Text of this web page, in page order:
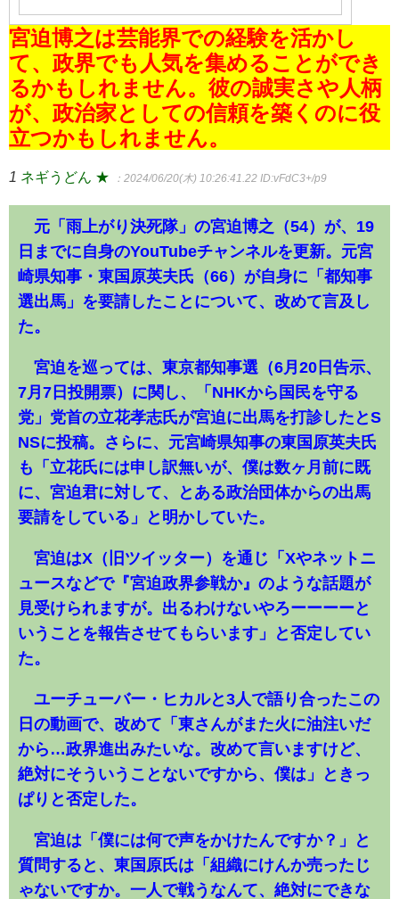
宮迫博之は芸能界での経験を活かし
て、政界でも人気を集めることができ
るかもしれません。彼の誠実さや人柄
が、政治家としての信頼を築くのに役
立つかもしれません。
1 ネギうどん ★ ：2024/06/20(木) 10:26:41.22 ID:vFdC3+/p9
元「雨上がり決死隊」の宮迫博之（54）が、19
日までに自身のYouTubeチャンネルを更新。元宮
崎県知事・東国原英夫氏（66）が自身に「都知事
選出馬」を要請したことについて、改めて言及し
た。
宮迫を巡っては、東京都知事選（6月20日告示、
7月7日投開票）に関し、「NHKから国民を守る
党」党首の立花孝志氏が宮迫に出馬を打診したとS
NSに投稿。さらに、元宮崎県知事の東国原英夫氏
も「立花氏には申し訳無いが、僕は数ヶ月前に既
に、宮迫君に対して、とある政治団体からの出馬
要請をしている」と明かしていた。
宮迫はX（旧ツイッター）を通じ「Xやネットニ
ュースなどで『宮迫政界参戦か』のような話題が
見受けられますが。出るわけないやろーーーーと
いうことを報告させてもらいます」と否定してい
た。
ユーチューバー・ヒカルと3人で語り合ったこの
日の動画で、改めて「東さんがまた火に油注いだ
から…政界進出みたいな。改めて言いますけど、
絶対にそういうことないですから、僕は」ときっ
ぱりと否定した。
宮迫は「僕には何で声をかけたんですか？」と
質問すると、東国原氏は「組織にけんか売ったじ
ゃないですか。一人で戦うなんて、絶対にできな